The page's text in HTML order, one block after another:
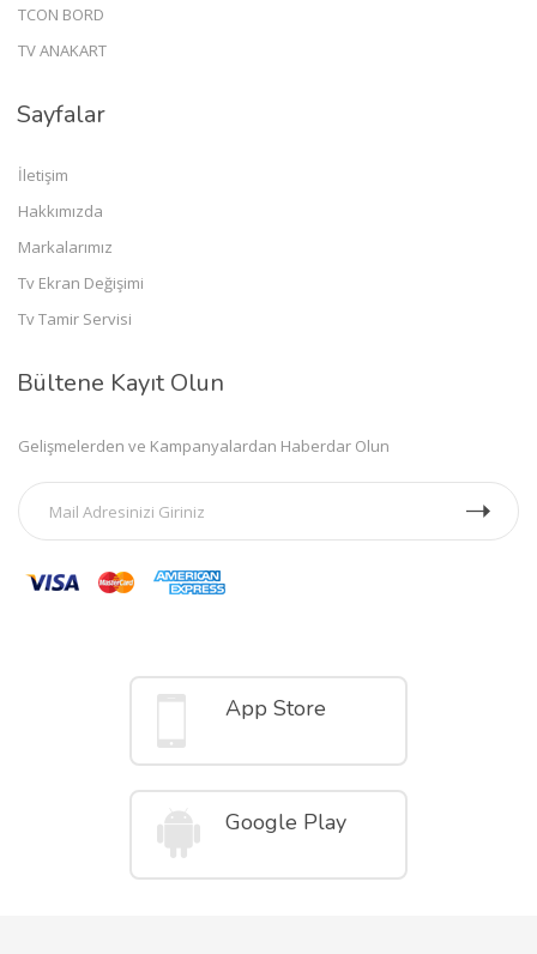
TCON BORD
TV ANAKART
Sayfalar
İletişim
Hakkımızda
Markalarımız
Tv Ekran Değişimi
Tv Tamir Servisi
Bültene Kayıt Olun
Gelişmelerden ve Kampanyalardan Haberdar Olun
App Store
Google Play